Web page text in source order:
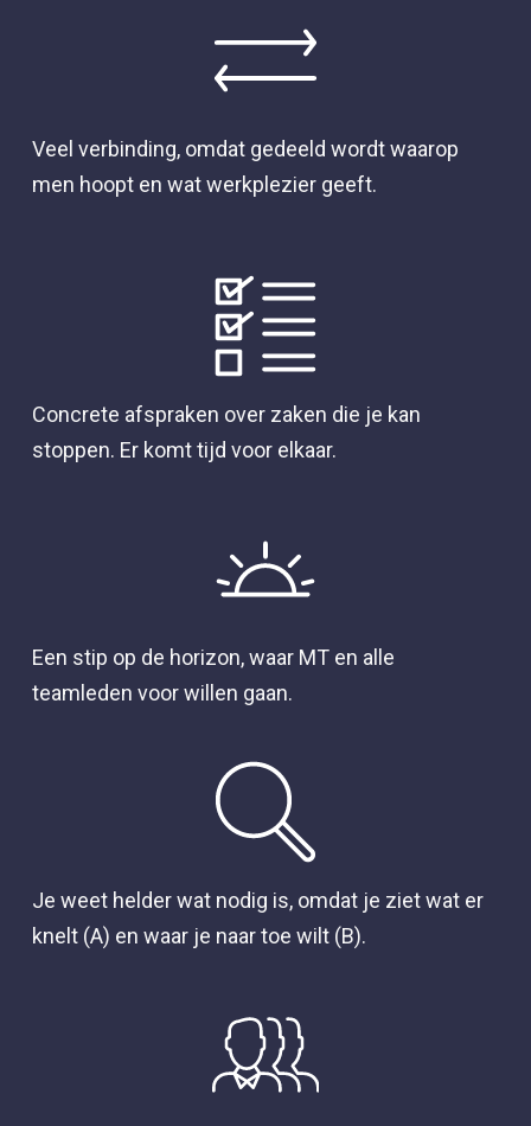
Veel verbinding, omdat gedeeld wordt waarop
men hoopt en wat werkplezier geeft.
Concrete afspraken over zaken die je kan
stoppen. Er komt tijd voor elkaar.
Een stip op de horizon, waar MT en alle
teamleden voor willen gaan.
Je weet helder wat nodig is, omdat je ziet wat er
knelt (A) en waar je naar toe wilt (B).